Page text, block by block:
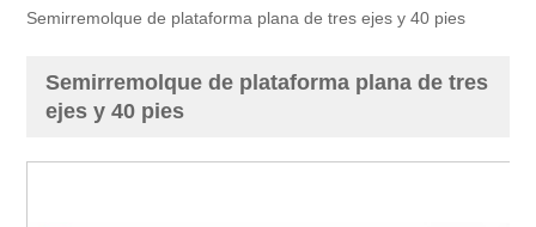
Semirremolque de plataforma plana de tres ejes y 40 pies
Semirremolque de plataforma plana de tres
ejes y 40 pies